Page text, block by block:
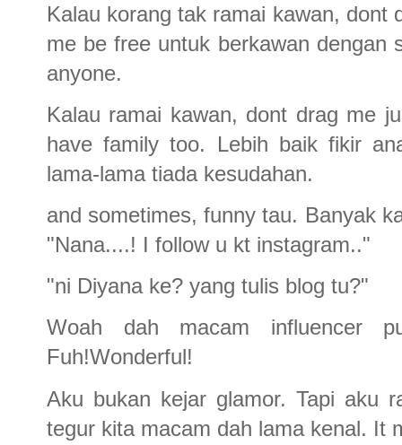
Kalau korang tak ramai kawan, dont
me be free untuk berkawan dengan
anyone.
Kalau ramai kawan, dont drag me
have family too. Lebih baik fikir
lama-lama tiada kesudahan.
and sometimes, funny tau. Banyak
"Nana....! I follow u kt instagram.."
"ni Diyana ke? yang tulis blog tu?"
Woah dah macam influencer
Fuh!Wonderful!
Aku bukan kejar glamor. Tapi aku
tegur kita macam dah lama kenal. It